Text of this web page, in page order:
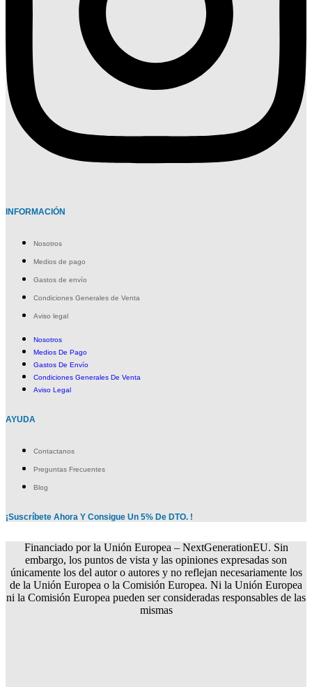
INFORMACIÓN
Nosotros
Medios de pago
Gastos de envío
Condiciones Generales de Venta
Aviso legal
Nosotros
Medios De Pago
Gastos De Envío
Condiciones Generales De Venta
Aviso Legal
AYUDA
Contactanos
Preguntas Frecuentes
Blog
¡Suscríbete Ahora Y Consigue Un 5% De DTO. !
Financiado por la Unión Europea – NextGenerationEU. Sin
embargo, los puntos de vista y las opiniones expresadas son
únicamente los del autor o autores y no reflejan necesariamente los
de la Unión Europea o la Comisión Europea. Ni la Unión Europea
ni la Comisión Europea pueden ser consideradas responsables de las
mismas